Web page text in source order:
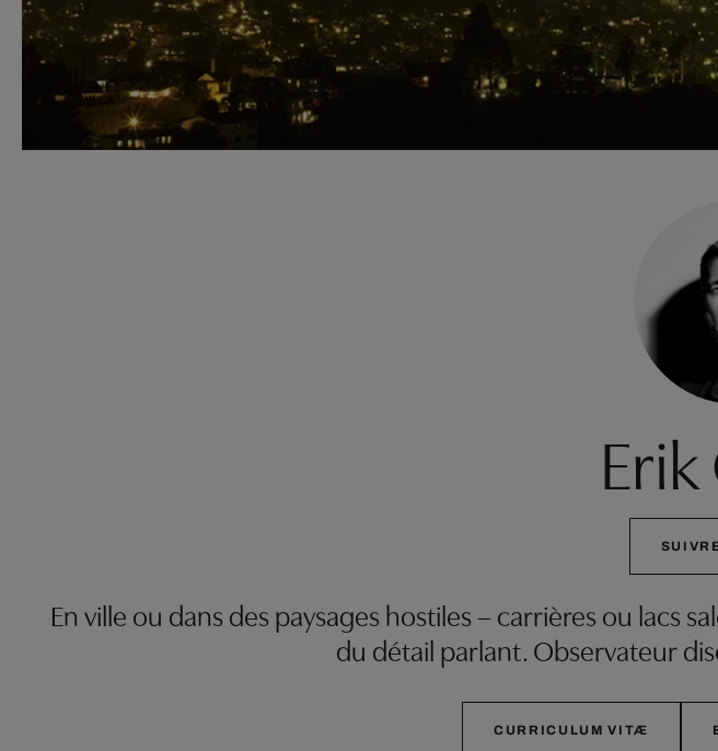
En ville ou dans des paysages hostiles – carrières ou lacs
du détail parlant. Observateur
CURRICULUM VITÆ